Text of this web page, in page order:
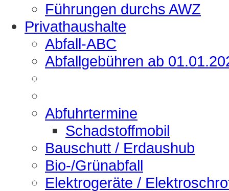
Führungen durchs AWZ
Privathaushalte
Abfall-ABC
Abfallgebühren ab
Abfuhrtermine
Schadstoffmobil
Bauschutt / Erdaushub
Bio-/Grünabfall
Elektrogeräte /